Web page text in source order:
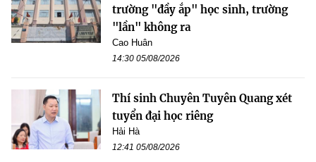
trường "đầy ắp" học sinh, trường
"lần" không ra
Cao Huân
14:30 05/08/2026
Thí sinh Chuyên Tuyên Quang xét
tuyển đại học riêng
Hải Hà
12:41 05/08/2026